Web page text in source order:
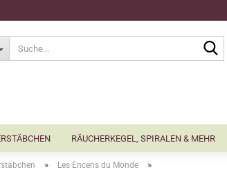
RÄUCHERKEGEL, SPIRALEN & MEHR
» Les Encens du Monde »